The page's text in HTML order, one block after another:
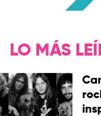
LO MÁS